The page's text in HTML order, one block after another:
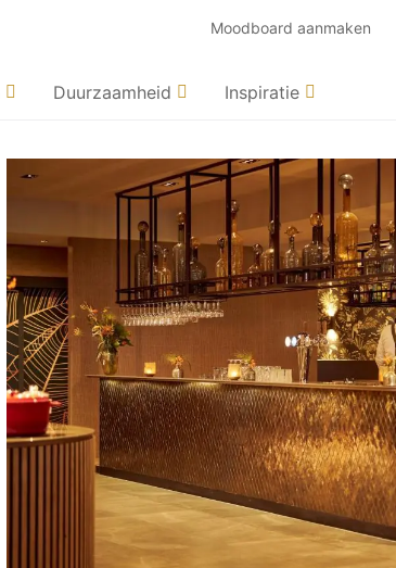
Moodboard aanmaken
Duurzaamheid Inspiratie